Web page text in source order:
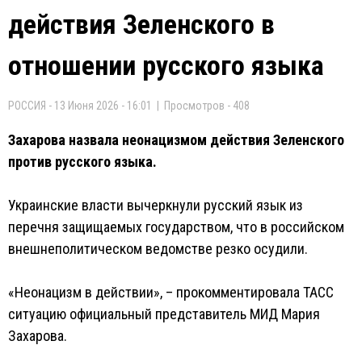
действия Зеленского в
отношении русского языка
РОССИЯ - 13 Июня 2026 - 16:01 | Просмотров - 408
Захарова назвала неонацизмом действия Зеленского
против русского языка.
Украинские власти вычеркнули русский язык из
перечня защищаемых государством, что в российском
внешнеполитическом ведомстве резко осудили.
«Неонацизм в действии», – прокомментировала ТАСС
ситуацию официальный представитель МИД Мария
Захарова.